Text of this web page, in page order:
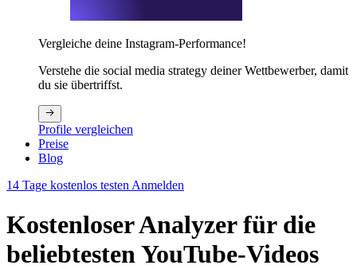
Vergleiche deine Instagram-Performance!
Verstehe die social media strategy deiner Wettbewerber, damit
du sie übertriffst.
Profile vergleichen
Preise
Blog
14 Tage kostenlos testenAnmelden
Kostenloser Analyzer für die
beliebtesten YouTube-Videos